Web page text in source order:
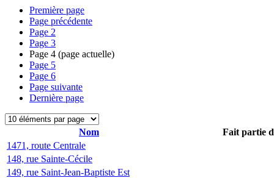
Première page
Page précédente
Page 2
Page 3
Page 4 (page actuelle)
Page 5
Page 6
Page suivante
Dernière page
Nom
Fait partie
1471, route Centrale
148, rue Sainte-Cécile
149, rue Saint-Jean-Baptiste Est